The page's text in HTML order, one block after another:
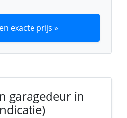
exacte prijs »
garagedeur in